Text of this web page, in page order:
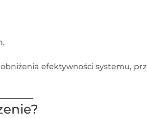
efektywności systemu,